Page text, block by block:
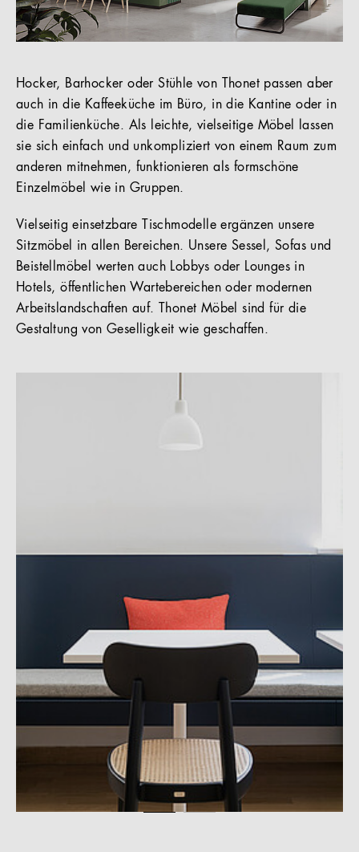
Hocker, Barhocker oder Stühle von Thonet passen aber
auch in die Kaffeeküche im Büro, in die Kantine oder in
die Familienküche. Als leichte, vielseitige Möbel lassen
sie sich einfach und unkompliziert von einem Raum zum
anderen mitnehmen, funktionieren als formschöne
Einzelmöbel wie in Gruppen.
Vielseitig einsetzbare Tischmodelle ergänzen unsere
Sitzmöbel in allen Bereichen. Unsere Sessel, Sofas und
Beistellmöbel werten auch Lobbys oder Lounges in
Hotels, öffentlichen Wartebereichen oder modernen
Arbeitslandschaften auf. Thonet Möbel sind für die
Gestaltung von Geselligkeit wie geschaffen.